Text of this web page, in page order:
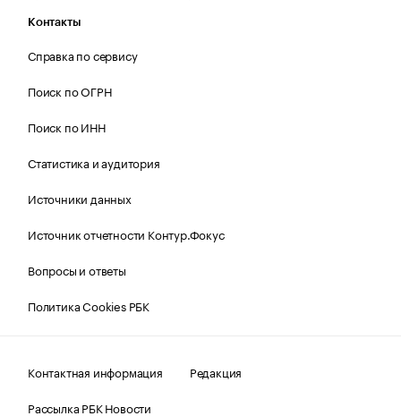
Контакты
Справка по сервису
Поиск по ОГРН
Поиск по ИНН
Статистика и аудитория
Источники данных
Источник отчетности Контур.Фокус
Вопросы и ответы
Политика Cookies РБК
Контактная информация
Редакция
Рассылка РБК Новости